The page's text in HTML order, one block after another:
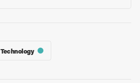
Technology